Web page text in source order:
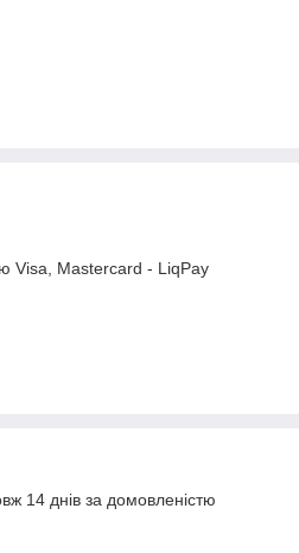
Visa, Mastercard - LiqPay
14 днів за домовленістю